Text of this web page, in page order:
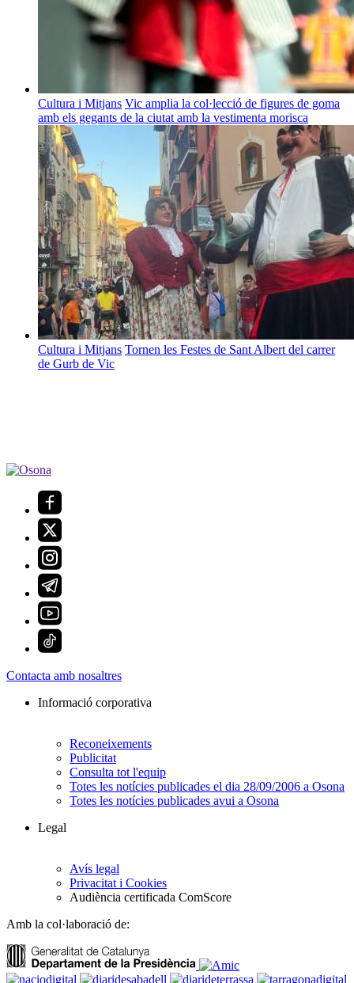
Cultura i Mitjans Vic amplia la col·lecció de figures de goma
amb els gegants de la ciutat amb la vestimenta morisca
Cultura i Mitjans Tornen les Festes de Sant Albert del carrer
de Gurb de Vic
Contacta amb nosaltres
Informació corporativa
Reconeixements
Publicitat
Consulta tot l'equip
Totes les notícies publicades el dia 28/09/2006 a Osona
Totes les notícies publicades avui a Osona
Legal
Avís legal
Privacitat i Cookies
Audiència certificada ComScore
Amb la col·laboració de: